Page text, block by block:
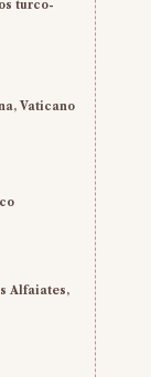
turco-
Vaticano
Alfaiates,